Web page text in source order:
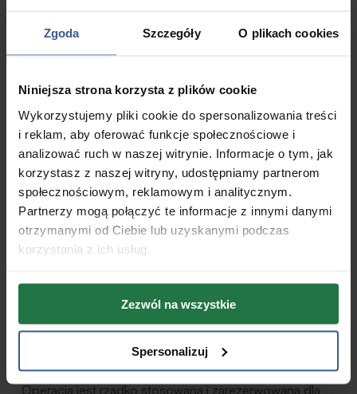
Zgoda Szczegóły O plikach cookies
Niniejsza strona korzysta z plików cookie
Wykorzystujemy pliki cookie do spersonalizowania treści
i reklam, aby oferować funkcje społecznościowe i
analizować ruch w naszej witrynie. Informacje o tym, jak
korzystasz z naszej witryny, udostępniamy partnerom
społecznościowym, reklamowym i analitycznym.
Partnerzy mogą połączyć te informacje z innymi danymi
otrzymanymi od Ciebie lub uzyskanymi podczas
korzystania z ich usług.
Zezwól na wszystkie
Spersonalizuj
Dodatkowo można zastosować metody fizykoterapii,
uderzeniowa. Zabiegi te mają na celu redukcję stanu
zapalnego, pobudzenie procesów regeneracyjnych i
zmniejszenie dolegliwości bólowych.
Iniekcje i leczenie farmakologiczne
W przypadku silnego i trudnego do opanowania bólu,
lekarz może zalecić iniekcje kortykosteroidów w okolicę
zmienionych zapalnie struktur, np. powięzi
podeszwowej. Podanie leku bezpośrednio w miejsce
zapalenia może przynieść szybką ulgę, choć trzeba
pamiętać, że nie jest to metoda wolna od ryzyka
Leczenie chirurgiczne
Operacja jest rzadko stosowana i zarezerwowana dla